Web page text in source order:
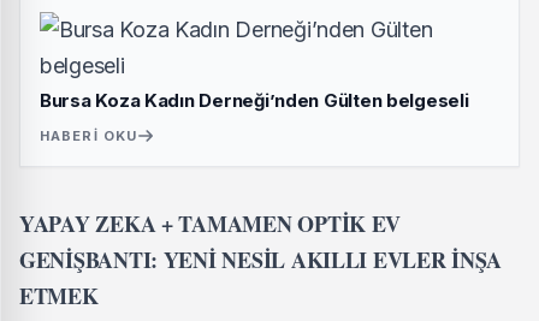
Bursa Koza Kadın Derneği’nden Gülten belgeseli
HABERI OKU
YAPAY ZEKA + TAMAMEN OPTİK EV
GENİŞBANTI: YENİ NESİL AKILLI EVLER İNŞA
ETMEK